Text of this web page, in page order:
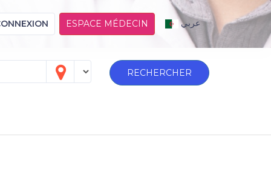
ESPACE MÉDECIN عربي
RECHERCHER